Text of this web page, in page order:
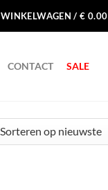
WINKELWAGEN /€ 0.00
CONTACT SALE